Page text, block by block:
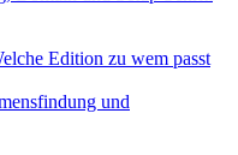
Edition zu wem passt
und